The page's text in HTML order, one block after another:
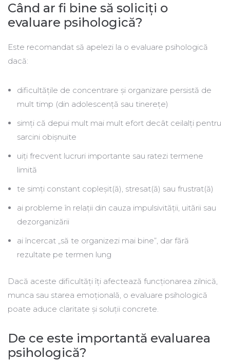
Când ar fi bine să soliciți o
evaluare psihologică?
Este recomandat să apelezi la o evaluare psihologică
dacă:
dificultățile de concentrare și organizare persistă de
mult timp (din adolescență sau tinerețe)
simți că depui mult mai mult efort decât ceilalți pentru
sarcini obișnuite
uiți frecvent lucruri importante sau ratezi termene
limită
te simți constant copleșit(ă), stresat(ă) sau frustrat(ă)
ai probleme în relații din cauza impulsivității, uitării sau
dezorganizării
ai încercat „să te organizezi mai bine”, dar fără
rezultate pe termen lung
Dacă aceste dificultăți îți afectează funcționarea zilnică,
munca sau starea emoțională, o evaluare psihologică
poate aduce claritate și soluții concrete.
De ce este importantă evaluarea
psihologică?